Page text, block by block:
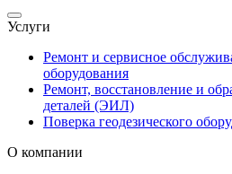
Услуги
Ремонт и сервисное
оборудования
Ремонт, восстановление и
деталей (ЭИЛ)
Поверка геодезического
О компании